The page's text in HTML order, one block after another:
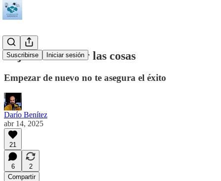
Suscribirse Iniciar sesión
Deja de reiniciar las cosas
Empezar de nuevo no te asegura el éxito
Darío Benítez
abr 14, 2025
21
6
2
Compartir